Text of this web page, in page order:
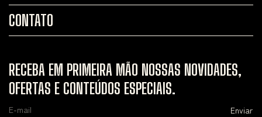
CONTATO
RECEBA EM PRIMEIRA MÃO NOSSAS NOVIDADES,
OFERTAS E CONTEÚDOS ESPECIAIS.